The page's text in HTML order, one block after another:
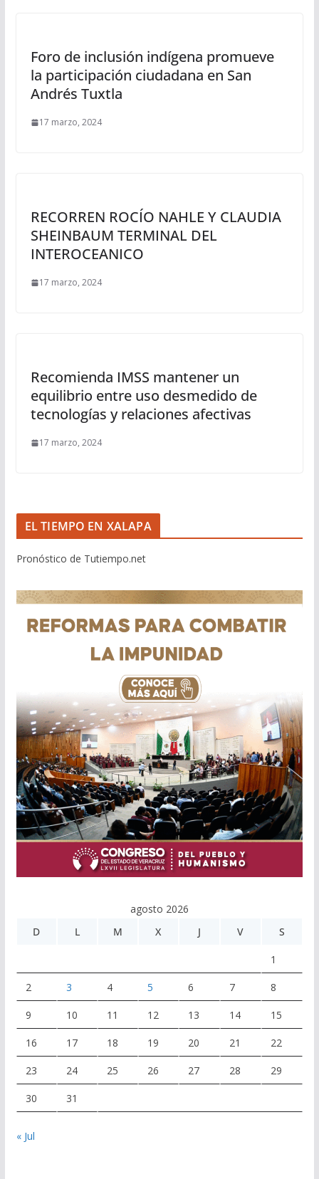
Foro de inclusión indígena promueve
la participación ciudadana en San
Andrés Tuxtla
17 marzo, 2024
RECORREN ROCÍO NAHLE Y CLAUDIA
SHEINBAUM TERMINAL DEL
INTEROCEANICO
17 marzo, 2024
Recomienda IMSS mantener un
equilibrio entre uso desmedido de
tecnologías y relaciones afectivas
17 marzo, 2024
EL TIEMPO EN XALAPA
Pronóstico de Tutiempo.net
agosto 2026
D
L M X J V S
1
2 3 4 5 6 7 8
9 10 11 12 13 14 15
16 17 18 19 20 21 22
23 24 25 26 27 28 29
30 31
« Jul